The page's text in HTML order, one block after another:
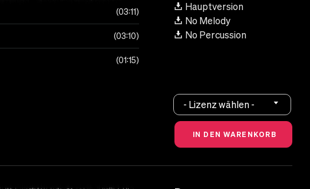
03:11
03:10
01:15
Hauptversion
No Melody
No Percussion
- Lizenz wählen -